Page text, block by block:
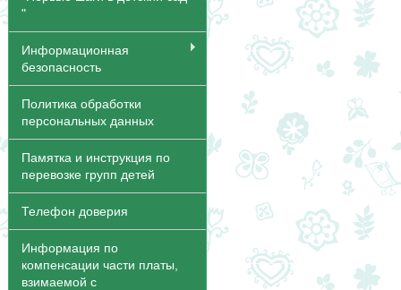
"
Информационная
безопасность
Политика обработки
персональных данных
Памятка и инструкция по
перевозке групп детей
Телефон доверия
Информация по
компенсации части платы,
взимаемой с